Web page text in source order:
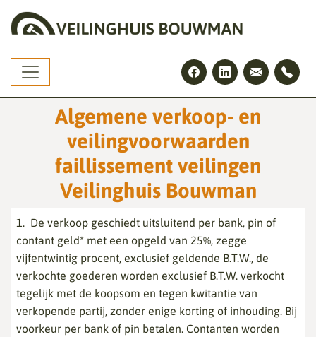
content
Algemene verkoop- en
veilingvoorwaarden
faillissement veilingen
Veilinghuis Bouwman
1. De verkoop geschiedt uitsluitend per bank, pin of
contant geld* met een opgeld van 25%, zegge
vijfentwintig procent, exclusief geldende B.T.W., de
verkochte goederen worden exclusief B.T.W. verkocht
tegelijk met de koopsom en tegen kwitantie van
verkopende partij, zonder enige korting of inhouding. Bij
voorkeur per bank of pin betalen. Contanten worden